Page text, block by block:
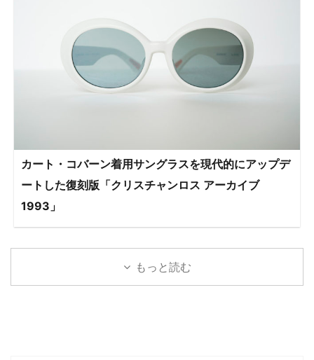
カート・コバーン着用サングラスを現代的にアップデ
ートした復刻版「クリスチャンロス アーカイブ
1993」
もっと読む